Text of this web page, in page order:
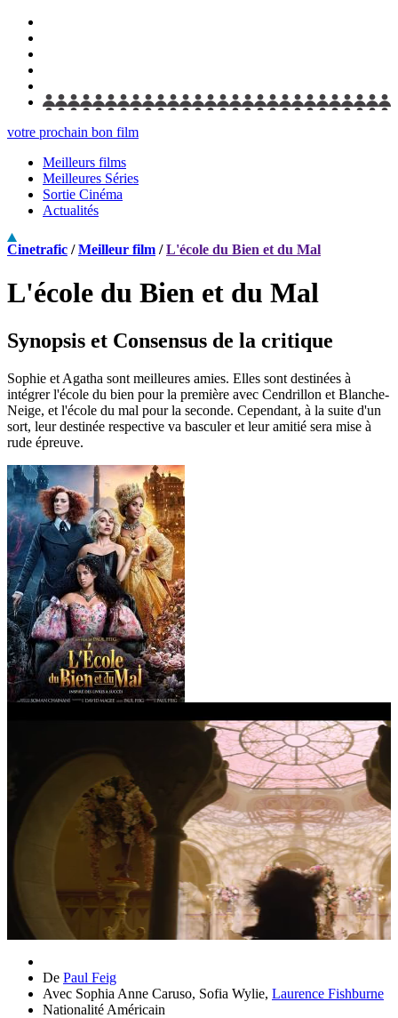
votre prochain bon film
Meilleurs films
Meilleures Séries
Sortie Cinéma
Actualités
Cinetrafic /Meilleur film /L'école du Bien et du Mal
L'école du Bien et du Mal
Synopsis et Consensus de la critique
Sophie et Agatha sont meilleures amies. Elles sont destinées à
intégrer l'école du bien pour la première avec Cendrillon et Blanche-
Neige, et l'école du mal pour la seconde. Cependant, à la suite d'un
sort, leur destinée respective va basculer et leur amitié sera mise à
rude épreuve.
De Paul Feig
Avec Sophia Anne Caruso, Sofia Wylie, Laurence Fishburne
Nationalité Américain